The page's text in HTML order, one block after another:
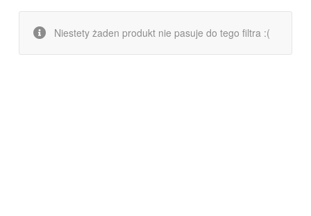
Niestety żaden produkt nie pasuje do tego filtra :(